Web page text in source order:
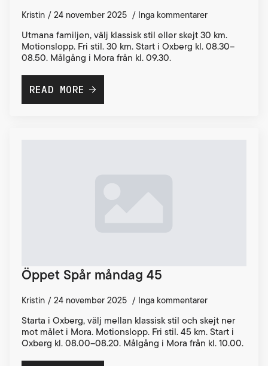
Kristin 24 november 2025 Inga kommentarer
Utmana familjen, välj klassisk stil eller skejt 30 km.
Motionslopp. Fri stil. 30 km. Start i Oxberg kl. 08.30–
08.50. Målgång i Mora från kl. 09.30.
READ MORE
Öppet Spår måndag 45
Kristin 24 november 2025 Inga kommentarer
Starta i Oxberg, välj mellan klassisk stil och skejt ner
mot målet i Mora. Motionslopp. Fri stil. 45 km. Start i
Oxberg kl. 08.00–08.20. Målgång i Mora från kl. 10.00.